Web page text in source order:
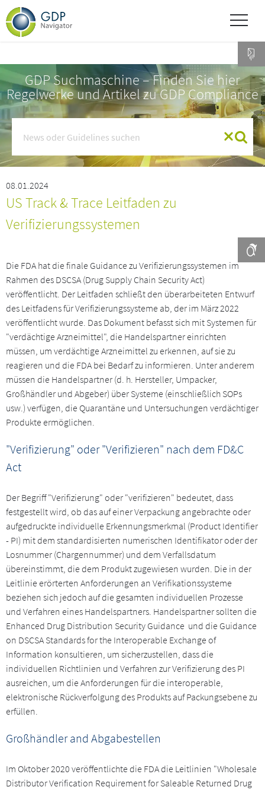
GDP Suchmaschine – Finden Sie hier
Regelwerke und Artikel zu GDP Compliance
08.01.2024
US Track & Trace Leitfaden zu
Verifizierungssystemen
Die FDA hat die finale Guidance zu Verifizierungssystemen im
Rahmen des DSCSA (Drug Supply Chain Security Act)
veröffentlicht. Der Leitfaden schließt den überarbeiteten Entwurf
des Leitfadens für Verifizierungssysteme ab, der im März 2022
veröffentlicht wurde. Das Dokument befasst sich mit Systemen für
"verdächtige Arzneimittel", die Handelspartner einrichten
müssen, um verdächtige Arzneimittel zu erkennen, auf sie zu
reagieren und die FDA bei Bedarf zu informieren. Unter anderem
müssen die Handelspartner (d. h. Hersteller, Umpacker,
Großhändler und Abgeber) über Systeme (einschließlich SOPs
usw.) verfügen, die Quarantäne und Untersuchungen verdächtiger
Produkte ermöglichen.
"Verifizierung" oder "Verifizieren" nach dem FD&C
Act
Der Begriff "Verifizierung" oder "verifizieren" bedeutet, dass
festgestellt wird, ob das auf einer Verpackung angebrachte oder
aufgedruckte individuelle Erkennungsmerkmal (Product Identifier
- PI) mit dem standardisierten numerischen Identifikator oder der
Losnummer (Chargennummer) und dem Verfallsdatum
übereinstimmt, die dem Produkt zugewiesen wurden. Die in der
Leitlinie erörterten Anforderungen an Verifikationssysteme
beziehen sich jedoch auf die gesamten individuellen Prozesse
und Verfahren eines Handelspartners. Handelspartner sollten die
Enhanced Drug Distribution Security Guidance und die Guidance
on DSCSA Standards for the Interoperable Exchange of
Information konsultieren, um sicherzustellen, dass die
individuellen Richtlinien und Verfahren zur Verifizierung des PI
ausreichen, um die Anforderungen für die interoperable,
elektronische Rückverfolgung des Produkts auf Packungsebene zu
erfüllen.
Großhändler and Abgabestellen
Im Oktober 2020 veröffentlichte die FDA die Leitlinien "Wholesale
Distributor Verification Requirement for Saleable Returned Drug